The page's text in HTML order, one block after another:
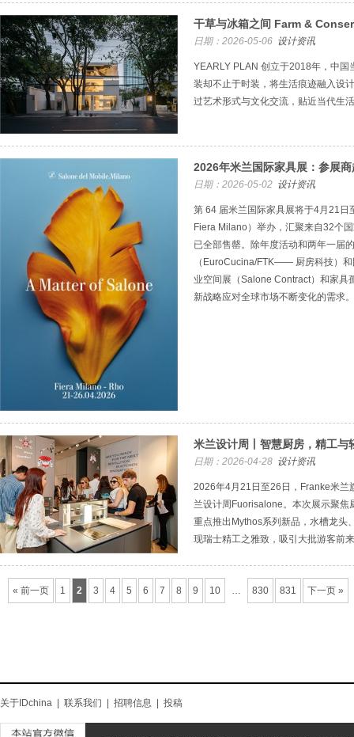
干草与冰箱之间 Farm &
日期：2026-05-06 设计资讯
YEARLY PLAN 创立于2018年，中国
装却不止于时装，将生活痕迹融入设
过艺术形式与文化交流，贴近当代生
2026年米兰国际家具展：参展
日期：2026-05-02 设计资讯
第 64 届米兰国际家具展将于4月21
Fiera Milano）举办，汇聚来自32个
已全部售罄。除年度活动和两年一届
（EuroCucina/FTK—— 厨房科技）
业空间展（Salone Contract）和家具
新战略应对全球市场不断变化的需求。
米兰设计周丨智慧厨房，精工与
日期：2026-04-28 设计资讯
2026年4月21日至26日，Franke米兰
兰设计周Fuorisalone。本次展示聚焦
重点推出Mythos系列新品，水槽龙头
现瑞士精工之雅致，吸引大批游客前
« 前一页 1 2 3 4 5 6 7 8 9 10 … 830 831 下一页 »
关于IDchina 联系我们 招聘信息 投稿